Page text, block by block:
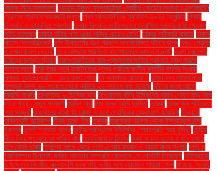
ব্যবসা নিয়ে সতর্কবার্তা ডোনাল্ড ট্রাম্প যুক্তরাষ্ট্রের কেন্দ্রীয় গোয়েন্দা সংস্থা (এফবিআই)
ড্রোনের মাধ্যমে নজরদারি চলছে ঢাকা আন্তর্জাতিক ম্যারাথন-২০২৫ অনুষ্ঠিত ঢাকায়
ছিনতাই ও ডাকাতির প্রবণতা ঢাকায় নিযুক্ত জাতিসংঘের আবাসিক সমন্বয়কারী গোয়েন
লুইস বলেছেন ঢাকায় হাঁটার গতি এখন গাড়ির চেয়েও বেশি'' ঢাকার পাইকারি বাজার' ঢাকার
বাতাস ‘অস্বাস্থ্যকর’ ঢাবি উপাচার্যের দুঃখ প্রকাশ অনাকাঙ্ক্ষিত ঘটনার জন্য তবুও শ্রোতা
হীন বাংলাদেশ বেতার” তবে আমরাও পরাজিত হব: মাহমুদুর রহমান মান্না" তরুণ ট্রাম্পের
চরিত্রে দুর্দান্ত স্ট্যান তরুণ-তরুণীদের অঙ্গ-প্রত্যঙ্গের ক্ষতির প্রবণতা বৃদ্ধি করছে
অ্যালকোহল তরুণদের নতুন রাজনৈতিক দলের প্রতিষ্ঠাকালীন কমিটির সদস্য সংখ্যা
এখনও চূড়ান্ত হয়নি। তবে জানা গেছে তা অব্যাহত রয়েছে। তাজা ফল আমদানিতে
সম্পূরক শুল্ক ৩০ শতাংশ থেকে কমিয়ে ২৫ শতাংশ করা হয়েছে তাঁদের জন্য আগে
স্ক্রিনিং জরুরি তাপমাত্রা ৯ ডিগ্রির ঘরে তাপমাত্রা বৃদ্ধি উদ্ভিদের কার্বন শোষণ বন্ধ করে
দিতে পারে - নতুন গবেষণা তামিল নাড়ু তার জন্য আমি দুঃখিত' তারকা তারুণ্যের শক্তিতে
‘সব সম্ভব’ তাহসানের কারণেই রোজা ও তার প্রেমিকের ব্রেকআপ হয়েছিল তিব্বতে
শক্তিশালী ভূমিকম্প তীব্র হচ্ছে শীত তুরস্ক তুরস্কের সরকার থেকে ইস্তানবুলে ফ্রি
ইফতার তুলসী গ্যাবার্ড বলেন তৃতীয় প্রান্তিকে ইউসিবির শেয়ারপ্রতি আয় বৃদ্ধি" তৃতীয়
বিয়ে নিয়ে মুখ খুললেন শাকিব খান তেঁতুলিয়ায় ৮ ডিগ্রি ত্বক ও চুল ভালো রাখতে খেতে
হবে যেসব খাবার ত্রিশের আগে ভেঙে গেল এ আর রহমান ও সায়রা বানুর সংসার ৎস্য ও
প্রাণিসম্পদ উপদেষ্টা ফরিদা আখতার সম্প্রতি ফেসবুকে যে পোস্টটি দিয়েছেন থাইল্যান্ডে
৬ মাস ধরে নিখোঁজ বাংলাদেশি যুবক থাই নারীর সঙ্গে হোটেলে পাওয়া গেল! থাকছে ‘জুলাই